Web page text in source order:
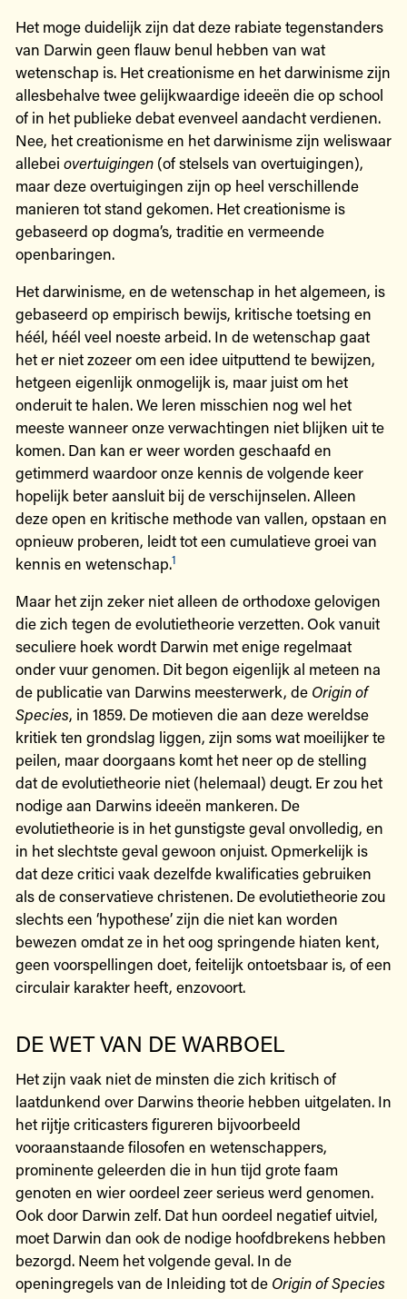
Het moge duidelijk zijn dat deze rabiate tegenstanders
van Darwin geen flauw benul hebben van wat
wetenschap is. Het creationisme en het darwinisme zijn
allesbehalve twee gelijkwaardige ideeën die op school
of in het publieke debat evenveel aandacht verdienen.
Nee, het creationisme en het darwinisme zijn weliswaar
allebei overtuigingen(of stelsels van overtuigingen),
maar deze overtuigingen zijn op heel verschillende
manieren tot stand gekomen. Het creationisme is
gebaseerd op dogma’s, traditie en vermeende
openbaringen.
Het darwinisme, en de wetenschap in het algemeen, is
gebaseerd op empirisch bewijs, kritische toetsing en
héél, héél veel noeste arbeid. In de wetenschap gaat
het er niet zozeer om een idee uitputtend te bewijzen,
hetgeen eigenlijk onmogelijk is, maar juist om het
onderuit te halen. We leren misschien nog wel het
meeste wanneer onze verwachtingen niet blijken uit te
komen. Dan kan er weer worden geschaafd en
getimmerd waardoor onze kennis de volgende keer
hopelijk beter aansluit bij de verschijnselen. Alleen
deze open en kritische methode van vallen, opstaan en
opnieuw proberen, leidt tot een cumulatieve groei van
kennis en wetenschap.1
Maar het zijn zeker niet alleen de orthodoxe gelovigen
die zich tegen de evolutietheorie verzetten. Ook vanuit
seculiere hoek wordt Darwin met enige regelmaat
onder vuur genomen. Dit begon eigenlijk al meteen na
de publicatie van Darwins meesterwerk, de Origin of
Species, in 1859. De motieven die aan deze wereldse
kritiek ten grondslag liggen, zijn soms wat moeilijker te
peilen, maar doorgaans komt het neer op de stelling
dat de evolutietheorie niet (helemaal) deugt. Er zou het
nodige aan Darwins ideeën mankeren. De
evolutietheorie is in het gunstigste geval onvolledig, en
in het slechtste geval gewoon onjuist. Opmerkelijk is
dat deze critici vaak dezelfde kwalificaties gebruiken
als de conservatieve christenen. De evolutietheorie zou
slechts een ‘hypothese’ zijn die niet kan worden
bewezen omdat ze in het oog springende hiaten kent,
geen voorspellingen doet, feitelijk ontoetsbaar is, of een
circulair karakter heeft, enzovoort.
DE WET VAN DE WARBOEL
Het zijn vaak niet de minsten die zich kritisch of
laatdunkend over Darwins theorie hebben uitgelaten. In
het rijtje criticasters figureren bijvoorbeeld
vooraanstaande filosofen en wetenschappers,
prominente geleerden die in hun tijd grote faam
genoten en wier oordeel zeer serieus werd genomen.
Ook door Darwin zelf. Dat hun oordeel negatief uitviel,
moet Darwin dan ook de nodige hoofdbrekens hebben
bezorgd. Neem het volgende geval. In de
openingregels van de Inleiding tot de Origin of Species